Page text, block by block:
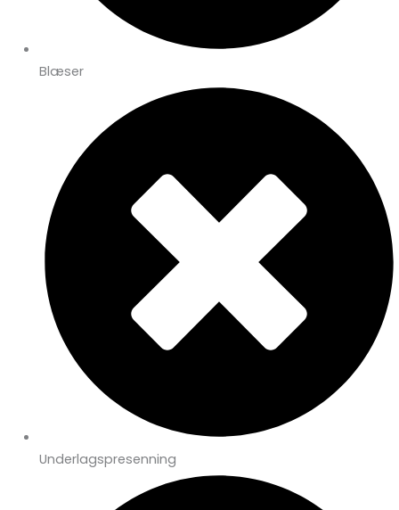
Blæser
Underlagspresenning